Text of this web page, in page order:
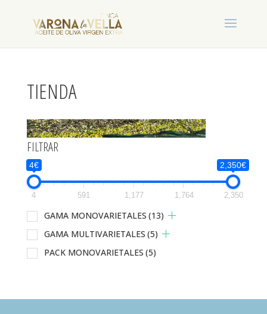
TIENDA
FILTRAR
4€ 2,350€
4 591 1,177 1,764 2,350
GAMA MONOVARIETALES (13)
GAMA MULTIVARIETALES (5)
PACK MONOVARIETALES (5)